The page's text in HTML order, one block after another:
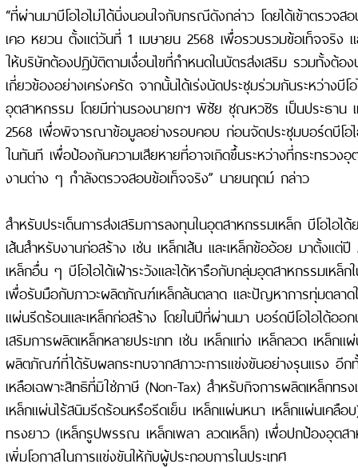
“ที่ผ่านมาบีโอไอไม่ได้นิ่งนอนใจกับกรณีดังกล่าว โดยได้เข้าตรวจ
เคอ หยวน ตั้งแต่วันที่ 1 เมษายน 2568 เพื่อรวบรวมข้อเท็จจริง แ
ให้บริษัทต้องปฏิบัติตามเงื่อนไขที่กำหนดในบัตรส่งเสริม รวมทั้งต้
เกี่ยวข้องอย่างเคร่งครัด จากนั้นได้เร่งนัดประชุมร่วมกันระหว่างบีโ
อุตสาหกรรม โดยมีท่านรองนายกฯ พิชัย ชุณหวชิร เป็นประธาน
2568 เพื่อพิจารณาข้อมูลอย่างรอบคอบ ก่อนจัดประชุมบอร์ดบีโอไ
ในทันที เพื่อป้องกันความเสียหายที่อาจเกิดขึ้นระหว่างที่กระทรวง
งานต่าง ๆ กำลังตรวจสอบข้อเท็จจริง” นายนฤตม์ กล่าว
สำหรับประเด็นการส่งเสริมการลงทุนในอุตสาหกรรมเหล็ก บีโอไอได้
เส้นสำหรับงานก่อสร้าง เช่น เหล็กเส้น และเหล็กข้ออ้อย มาตั้งแ
เหล็กอื่น ๆ บีโอไอได้เฝ้าระวังและได้หารือกับกลุ่มอุตสาหกรรมเหล็ก
เพื่อรับมือกับภาวะผลิตภัณฑ์เหล็กล้นตลาด และปัญหาการทุ่มตลาด
แผ่นรีดร้อนและเหล็กก่อสร้าง โดยในปีที่ผ่านมา บอร์ดบีโอไอได้ออ
เสริมการผลิตเหล็กหลายประเภท เช่น เหล็กแท่ง เหล็กลวด เหล็ก
ผลิตภัณฑ์ที่ได้รับผลกระทบจากสภาวะการแข่งขันอย่างรุนแรง อีก
เหลือเฉพาะสิทธิที่มิใช่ภาษี (Non-Tax) สำหรับกิจการผลิตเหล็กทร
เหล็กแผ่นไร้สนิมรีดร้อนหรือรีดเย็น เหล็กแผ่นหนา เหล็กแผ่นเคลือ
ทรงยาว (เหล็กรูปพรรณ เหล็กเพลา ลวดเหล็ก) เพื่อปกป้องอุตสา
เพิ่มโอกาสในการแข่งขันให้กับผู้ประกอบการในประเทศ